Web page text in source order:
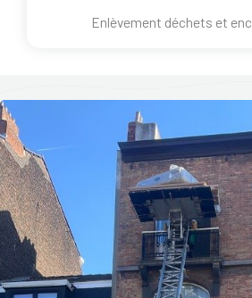
Enlèvement déchets et